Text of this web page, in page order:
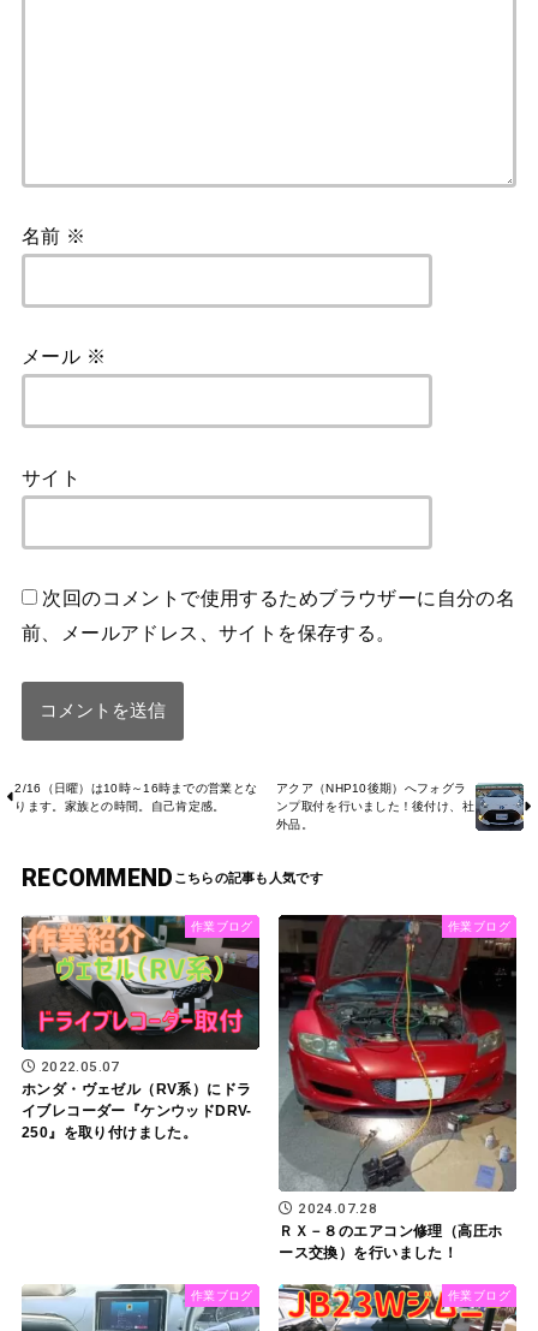
名前 ※
メール ※
サイト
次回のコメントで使用するためブラウザーに自分の名
前、メールアドレス、サイトを保存する。
2/16（日曜）は10時～16時までの営業とな
ります。家族との時間。自己肯定感。
アクア（NHP10後期）へフォグラ
ンプ取付を行いました！後付け、社
外品。
RECOMMEND
作業ブログ
2022.05.07
ホンダ・ヴェゼル（RV系）にドラ
イブレコーダー『ケンウッドDRV-
250』を取り付けました。
作業ブログ
2024.07.28
ＲＸ－８のエアコン修理（高圧ホ
ース交換）を行いました！
作業ブログ 作業ブログ